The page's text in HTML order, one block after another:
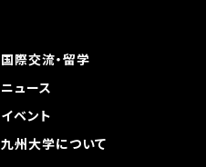
国際交流・留学
ニュース
イベント
九州大学について